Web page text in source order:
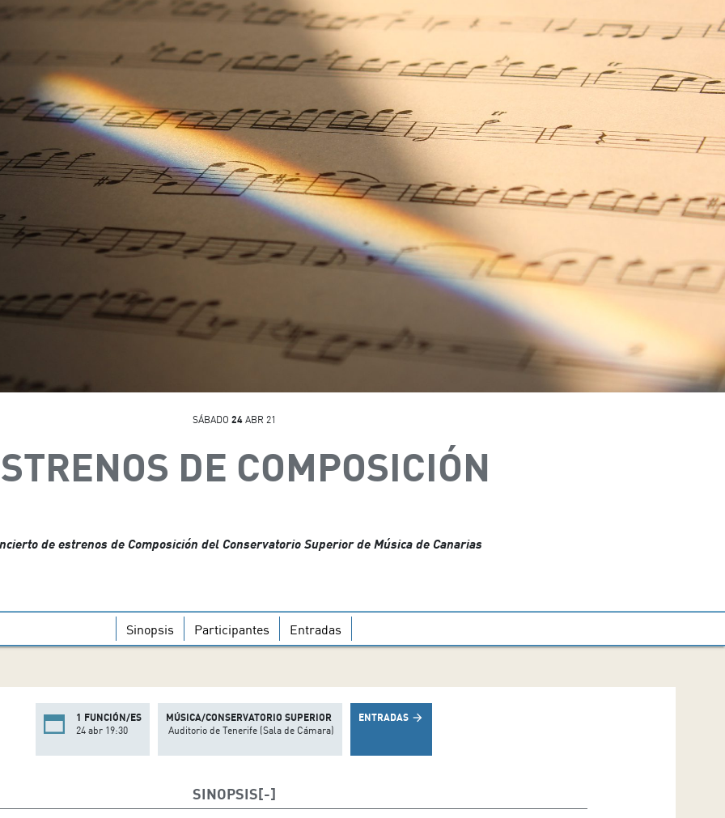
SÁBADO 24ABR 21
DE COMPOSICIÓN
de estrenos de Composición del Conservatorio Superior de Música de Canarias
Sinopsis Participantes Entradas
1 FUNCIÓN/ES
24 abr 19:30
MÚSICA/CONSERVATORIO SUPERIOR
Auditorio de Tenerife (Sala de Cámara)
ENTRADAS arrow_forward
SINOPSIS